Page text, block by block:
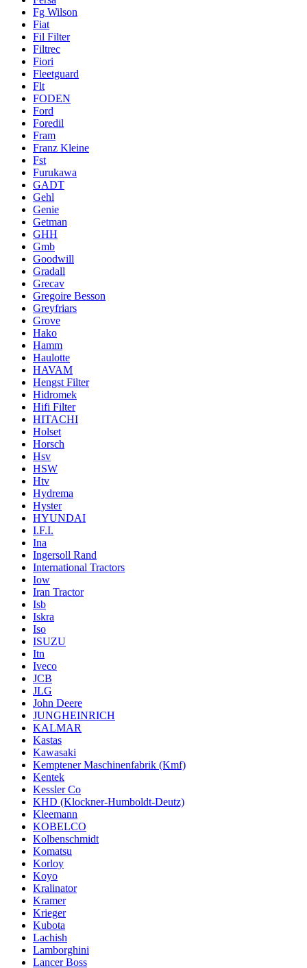
Fg Wilson
Fiat
Fil Filter
Filtrec
Fiori
Fleetguard
Flt
FODEN
Ford
Foredil
Fram
Franz Kleine
Fst
Furukawa
GADT
Gehl
Genie
Getman
GHH
Gmb
Goodwill
Gradall
Grecav
Gregoire Besson
Greyfriars
Grove
Hako
Hamm
Haulotte
HAVAM
Hengst Filter
Hidromek
Hifi Filter
HITACHI
Holset
Horsch
Hsv
HSW
Htv
Hydrema
Hyster
HYUNDAI
I.F.I.
Ina
Ingersoll Rand
International Tractors
Iow
Iran Tractor
Isb
Iskra
Iso
ISUZU
Itn
Iveco
JCB
JLG
John Deere
JUNGHEINRICH
KALMAR
Kastas
Kawasaki
Kemptener Maschinenfabrik (Kmf)
Kentek
Kessler Co
KHD (Klockner-Humboldt-Deutz)
Kleemann
KOBELCO
Kolbenschmidt
Komatsu
Korloy
Koyo
Kralinator
Kramer
Krieger
Kubota
Lachish
Lamborghini
Lancer Boss